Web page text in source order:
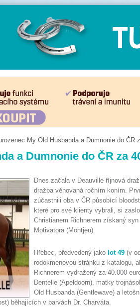
My Old Husbanda a Dumnonie do ČR
a Dumnonie do ČR za
Dnes začala v Deauville říjnová
dražba věnovaná ročním koním.
zúčastnili oba v ČR působící
které pro své klienty vybrali, si
Christianem Richnerem získaný
Motivatora (Montjeu).
Hřebec, předvedený jako lot 49 (v
rodokmenovou stránku z katalogu,
Richnerem vydražený za 40.000
Dentelle (Apeldoorn), matky
Old Husbanda (Gentlewave) a
běhajících v barvách Dr. Charváta.